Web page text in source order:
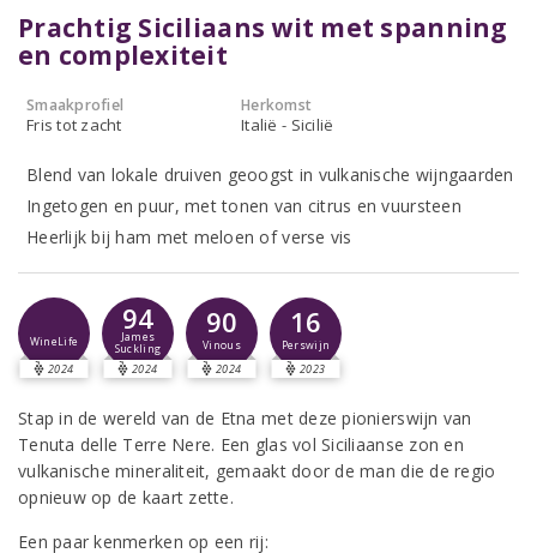
Prachtig Siciliaans wit met spanning
en complexiteit
Smaakprofiel
Fris tot zacht
Herkomst
Italië - Sicilië
Blend van lokale druiven geoogst in vulkanische wijngaarden
Ingetogen en puur, met tonen van citrus en vuursteen
Heerlijk bij ham met meloen of verse vis
WineLife
2024
94
James
Suckling
2024
90
Vinous
2024
16
Perswijn
2023
Stap in de wereld van de Etna met deze pionierswijn van
Tenuta delle Terre Nere. Een glas vol Siciliaanse zon en
vulkanische mineraliteit, gemaakt door de man die de regio
opnieuw op de kaart zette.
Een paar kenmerken op een rij: